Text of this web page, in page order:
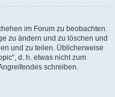
im Forum zu beobachten.
zu ändern und zu löschen und
und zu teilen. Üblicherweise
d. h. etwas nicht zum
schreiben.